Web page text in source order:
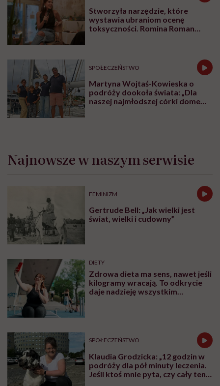
Stworzyła narzędzie, które
wystawia ubraniom ocenę
toksyczności. Romina Roman
SPOŁECZEŃSTWO
Martyna Wojtaś-Kowieska o
podróży dookoła świata: „Dla
naszej najmłodszej córki domem
Najnowsze w naszym serwisie
FEMINIZM
Gertrude Bell: „Jak wielki jest
świat, wielki i cudowny”
DIETY
Zdrowa dieta ma sens, nawet jeśli
kilogramy wracają. To odkrycie
daje nadzieję wszystkim
SPOŁECZEŃSTWO
Klaudia Grodzicka: „12 godzin w
podróży dla pół minuty leczenia.
Jeśli ktoś mnie pyta, czy cały ten